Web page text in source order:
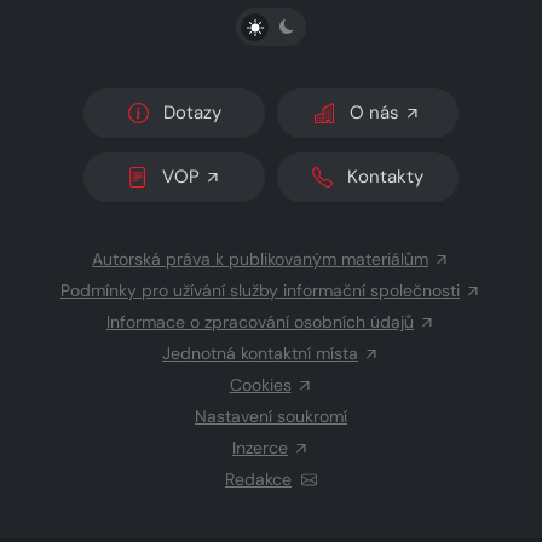
PŘEPNOUT SVĚTLÝ/TMAVÝ REŽIM
Dotazy O nás
VOP Kontakty
Autorská práva k publikovaným materiálům
Podmínky pro užívání služby informační společnosti
Informace o zpracování osobních údajů
Jednotná kontaktní místa
Cookies
Nastavení soukromí
Inzerce
Redakce